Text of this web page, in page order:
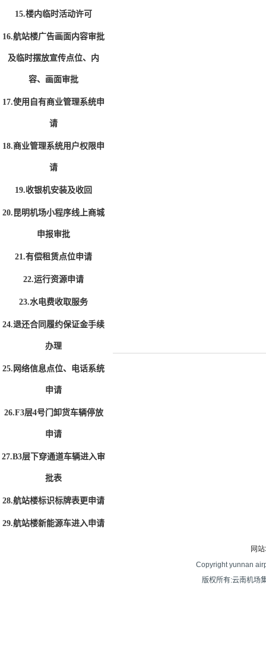
15.楼内临时活动许可
16.航站楼广告画面内容审批
及临时摆放宣传点位、内
容、画面审批
17.使用自有商业管理系统申
请
18.商业管理系统用户权限申
请
19.收银机安装及收回
20.昆明机场小程序线上商城
申报审批
21.有偿租赁点位申请
22.运行资源申请
23.水电费收取服务
24.退还合同履约保证金手续
办理
25.网络信息点位、电话系统
申请
26.F3层4号门卸货车辆停放
申请
27.B3层下穿通道车辆进入审
批表
28.航站楼标识标牌表更申请
29.航站楼新能源车进入申请
网
Copyright yunnan
版权所有:云南机场